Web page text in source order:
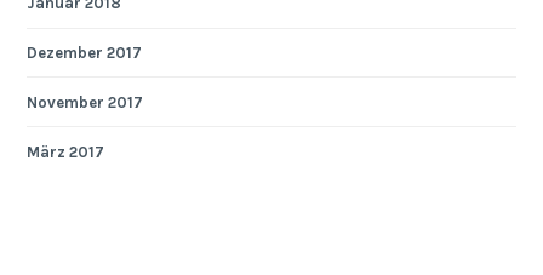
Dezember 2017
November 2017
März 2017